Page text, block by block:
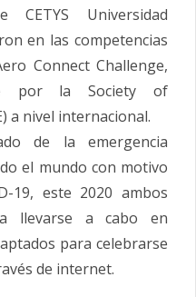
CETYS Universidad
en las competencias
Connect Challenge,
por la Society of
a nivel internacional.
de la emergencia
el mundo con motivo
19, este 2020 ambos
llevarse a cabo en
para celebrarse
de internet.